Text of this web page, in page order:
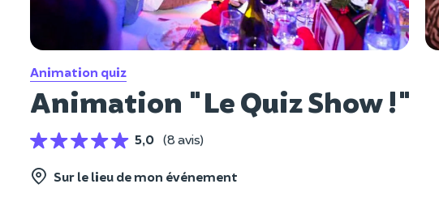
Animation quiz
Animation "Le Quiz Show !"
5,0 (8 avis)
Sur le lieu de mon événement